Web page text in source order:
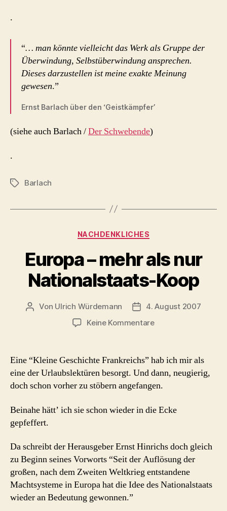
.
“… man könnte vielleicht das Werk als Gruppe der
Überwindung, Selbstüberwindung ansprechen.
Dieses darzustellen ist meine exakte Meinung
gewesen.”
Ernst Barlach über den ‘Geistkämpfer’
(siehe auch Barlach /Der Schwebende)
.
Schlagwörter
Barlach
Kategorien
NACHDENKLICHES
Europa – mehr als nur
Nationalstaats-Koop
Beitragsautor
Von Ulrich Würdemann Beitragsdatum
4. August 2007
Keine Kommentarezu
mehr
nur
Nationalstaats-
Eine “Kleine Geschichte Frankreichs” hab ich mir als
eine der Urlaubslektüren besorgt. Und dann, neugierig,
doch schon vorher zu stöbern angefangen.
Beinahe hätt’ ich sie schon wieder in die Ecke
gepfeffert.
Da schreibt der Herausgeber Ernst Hinrichs doch gleich
zu Beginn seines Vorworts “Seit der Auflösung der
großen, nach dem Zweiten Weltkrieg entstandene
Machtsysteme in Europa hat die Idee des Nationalstaats
wieder an Bedeutung gewonnen.”